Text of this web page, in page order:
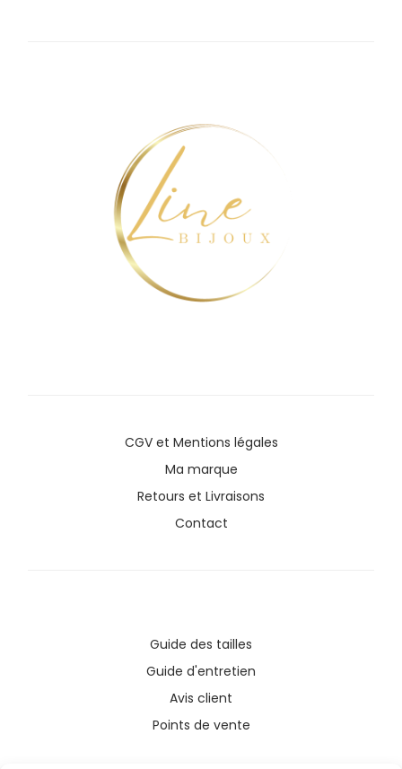
CGVet Mentions légales
Ma marque
Retours et Livraisons
Contact
Guide des tailles
Guide d'entretien
Avis client
Points de vente